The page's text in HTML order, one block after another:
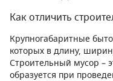
Как отличить
Крупногабаритные
которых в длину,
Строительный мусор –
образуется при